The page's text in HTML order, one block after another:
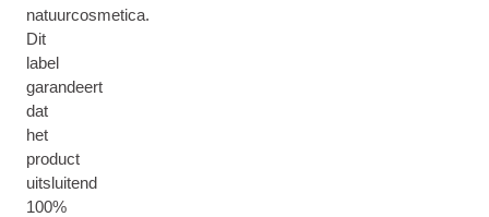
natuurcosmetica.
Dit
label
garandeert
dat
het
product
uitsluitend
100%